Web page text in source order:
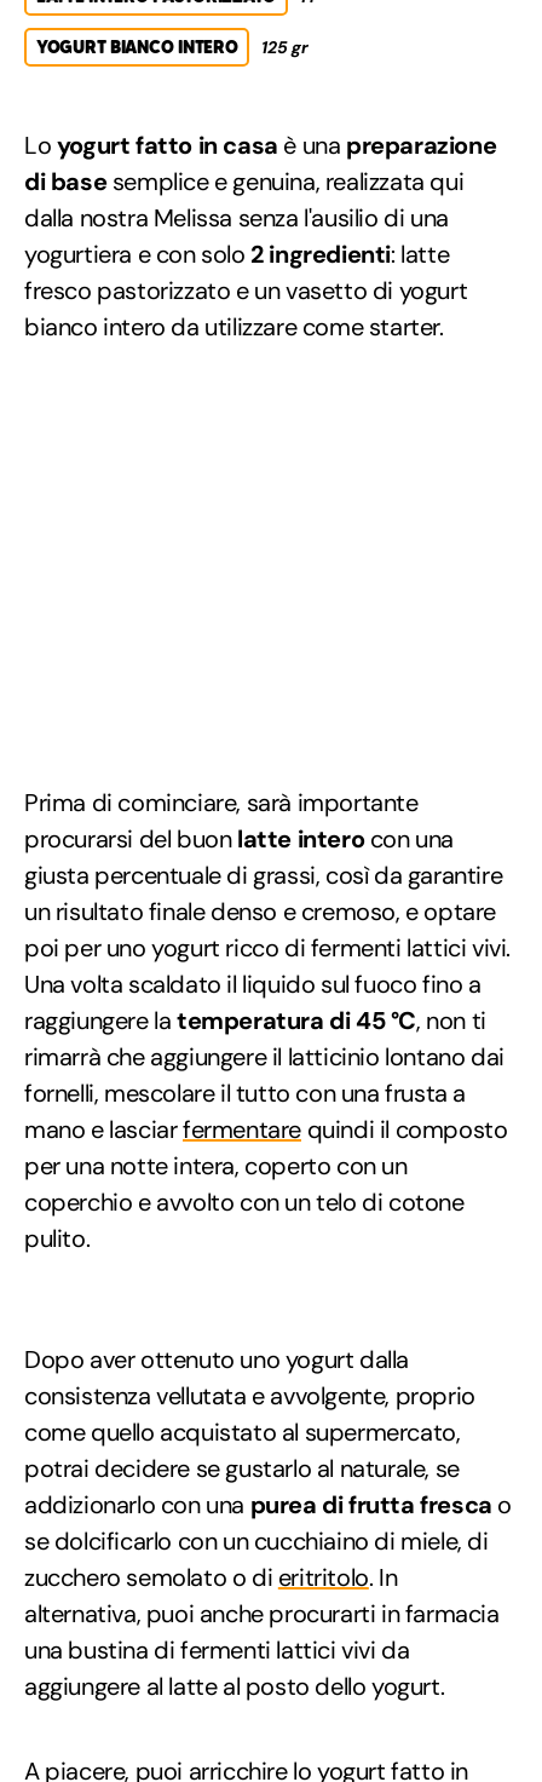
YOGURT BIANCO INTERO 125 gr
Loyogurt fatto in casa è una preparazione
di basesemplice e genuina, realizzata qui
dalla nostra Melissa senza l'ausilio di una
yogurtiera e con solo 2 ingredienti: latte
fresco pastorizzato e un vasetto di yogurt
bianco intero da utilizzare come starter.
Prima di cominciare, sarà importante
procurarsi del buonlatte interocon una
giusta percentuale di grassi, così da garantire
un risultato finale denso e cremoso, e optare
poi per uno yogurt ricco di fermenti lattici vivi.
Una volta scaldato il liquido sul fuoco fino a
raggiungere latemperatura di 45 °C, non ti
rimarrà che aggiungere il latticinio lontano dai
fornelli, mescolare il tutto con una frusta a
mano e lasciarfermentare quindi il composto
per una notte intera, coperto con un
coperchio e avvolto con un telo di cotone
pulito.
Dopo aver ottenuto uno yogurt dalla
consistenza vellutata e avvolgente, proprio
come quello acquistato al supermercato,
potrai decidere se gustarlo al naturale, se
addizionarlo con una purea di frutta fresca o
se dolcificarlo con un cucchiaino di miele, di
zucchero semolato o di eritritolo. In
alternativa, puoi anche procurarti in farmacia
una bustina di fermenti lattici vivi da
aggiungere al latte al posto dello yogurt.
A piacere, puoi arricchire lo yogurt fatto in